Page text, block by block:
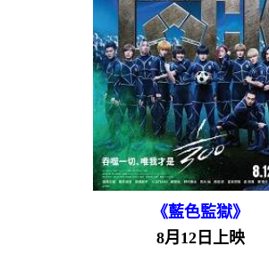
《藍色監獄》
8月12日上映